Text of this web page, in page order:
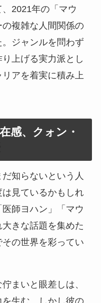
2021年の「マウ
複雑な人間関係の
ジャンルを問わず
上げる実力派とし
アを着実に積み上
感、クォン・
知らないという人
見ているかもしれ
師ヨハン」「マウ
きな話題を集めた
の世界を彩ってい
まいと眼差しは、
生む。しかし彼の